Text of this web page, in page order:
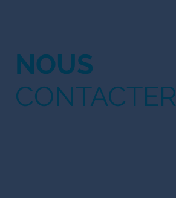
NOUS
CONTACTER